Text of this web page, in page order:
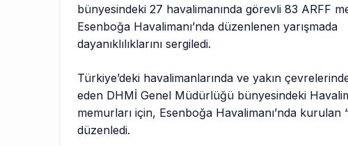
bünyesindeki 27 havalimanında görevli 83 ARFF
Esenboğa Havalimanı’nda düzenlenen yarışmada
dayanıklılıklarını sergiledi.
Türkiye’deki havalimanlarında ve yakın
eden DHMİ Genel Müdürlüğü bünyesindeki
memurları için, Esenboğa Havalimanı’nda kurulan
düzenledi.